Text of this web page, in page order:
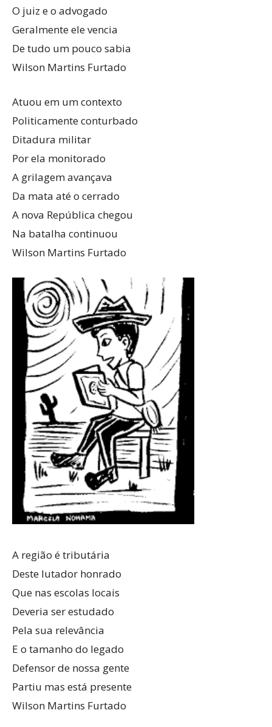
O juiz e o advogado
Geralmente ele vencia
De tudo um pouco sabia
Wilson Martins Furtado
Atuou em um contexto
Politicamente conturbado
Ditadura militar
Por ela monitorado
A grilagem avançava
Da mata até o cerrado
A nova República chegou
Na batalha continuou
Wilson Martins Furtado
A região é tributária
Deste lutador honrado
Que nas escolas locais
Deveria ser estudado
Pela sua relevância
E o tamanho do legado
Defensor de nossa gente
Partiu mas está presente
Wilson Martins Furtado